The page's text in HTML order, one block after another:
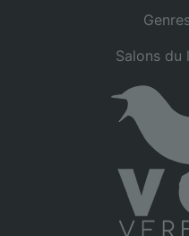
Salons du